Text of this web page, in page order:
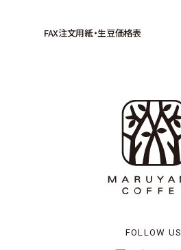
FAX注文用紙・生豆価格表
FOLLOW US